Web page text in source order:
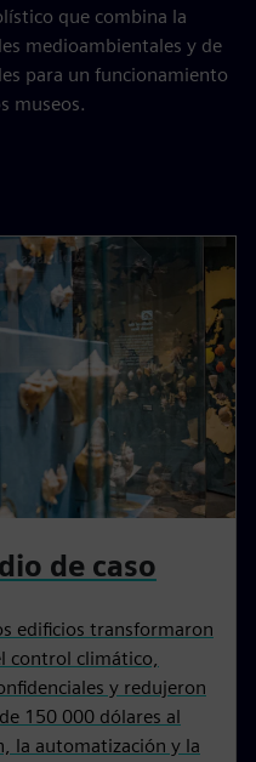
que combina la
medioambientales y de
para un funcionamiento
museos.
de caso
edificios transformaron
control climático,
y redujeron
150 000 dólares al
la automatización y la